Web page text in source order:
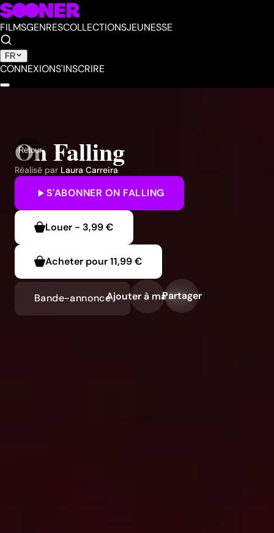
FILMSGENRESCOLLECTIONSJEUNESSE
FR
CONNEXIONS'INSCRIRE
Retour
On Falling
Réalisé par Laura Carreira
S'ABONNER ON FALLING
Louer - 3,99 €
Acheter pour11,99 €
Bande-annonceAjouter à ma liste
Partager